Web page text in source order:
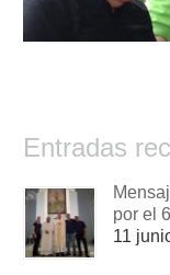
Entradas
por el
11